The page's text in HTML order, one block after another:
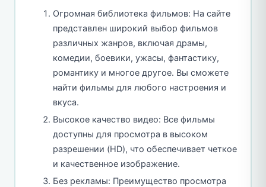
Огромная библиотека фильмов: На сайте
представлен широкий выбор фильмов
различных жанров, включая драмы,
комедии, боевики, ужасы, фантастику,
романтику и многое другое. Вы сможете
найти фильмы для любого настроения и
вкуса.
Высокое качество видео: Все фильмы
доступны для просмотра в высоком
разрешении (HD), что обеспечивает четкое
и качественное изображение.
Без рекламы: Преимущество просмотра